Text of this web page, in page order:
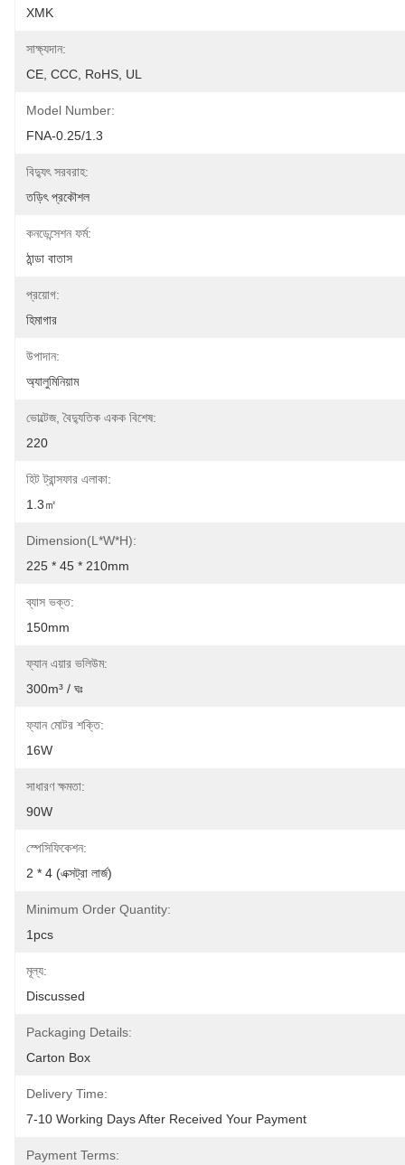
XMK
সাক্ষ্যদান:
CE, CCC, RoHS, UL
Model Number:
FNA-0.25/1.3
বিদ্যুৎ সরবরাহ:
তড়িৎ প্রকৌশল
কনডেন্সেশন ফর্ম:
ঠান্ডা বাতাস
প্রয়োগ:
হিমাগার
উপাদান:
অ্যালুমিনিয়াম
ভোল্টেজ, বৈদ্যুতিক একক বিশেষ:
220
হিট ট্রান্সফার এলাকা:
1.3㎡
Dimension(L*W*H):
225 * 45 * 210mm
ব্যাস ভক্ত:
150mm
ফ্যান এয়ার ভলিউম:
300m³ / ঘঃ
ফ্যান মোটর শক্তি:
16W
সাধারণ ক্ষমতা:
90W
স্পেসিফিকেশন:
2 * 4 (এক্সট্রা লার্জ)
Minimum Order Quantity:
1pcs
মূল্য:
Discussed
Packaging Details:
Carton Box
Delivery Time:
7-10 Working Days After Received Your Payment
Payment Terms: